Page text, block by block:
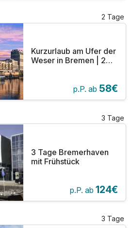
2 Tage
Kurzurlaub am Ufer der
Weser in Bremen | 2
p.P. ab 58€
3 Tage
3 Tage Bremerhaven
mit Frühstück
p.P. ab 124€
3 Tage